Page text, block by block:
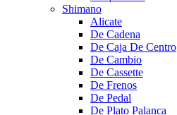
Shimano
Alicate
De Cadena
De Caja De Centro
De Cambio
De Cassette
De Frenos
De Pedal
De Plato Palanca